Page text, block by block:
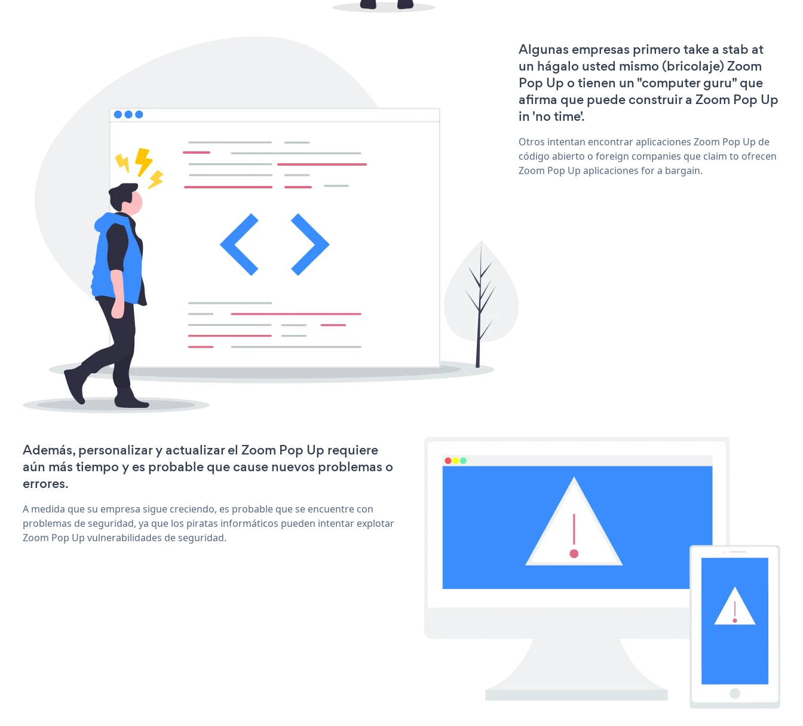
Algunas empresas primero take a stab at
un hágalo usted mismo (bricolaje) Zoom
Pop Up o tienen un "computer guru" que
afirma que puede construir a Zoom Pop Up
in 'no time'.
Otros intentan encontrar aplicaciones Zoom Pop Up de
código abierto o foreign companies que claim to ofrecen
Zoom Pop Up aplicaciones for a bargain.
Además, personalizar y actualizar el Zoom Pop Up requiere
aún más tiempo y es probable que cause nuevos problemas o
errores.
A medida que su empresa sigue creciendo, es probable que se encuentre con
problemas de seguridad, ya que los piratas informáticos pueden intentar explotar
Zoom Pop Up vulnerabilidades de seguridad.